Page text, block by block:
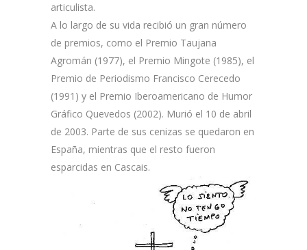
articulista.
A lo largo de su vida recibió un gran número
de premios, como el Premio Taujana
Agromán (1977), el Premio Mingote (1985), el
Premio de Periodismo Francisco Cerecedo
(1991) y el Premio Iberoamericano de Humor
Gráfico Quevedos (2002). Murió el 10 de abril
de 2003. Parte de sus cenizas se quedaron en
España, mientras que el resto fueron
esparcidas en Cascais.